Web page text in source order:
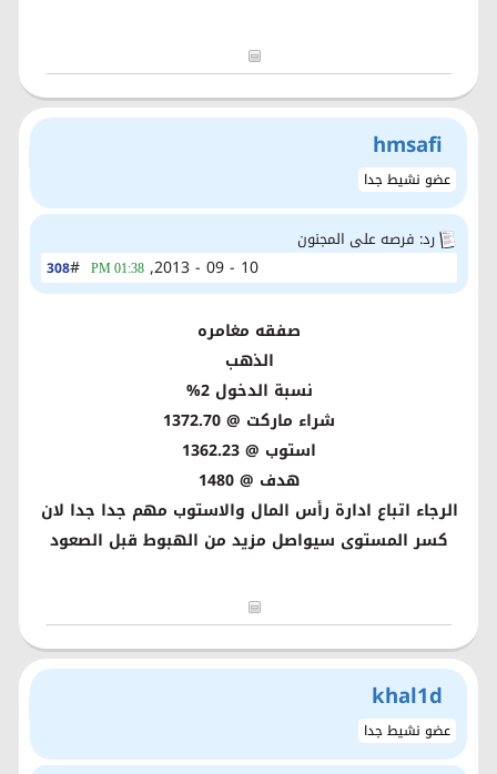
hmsafi
عضو نشيط جدا
رد: فرصه على المجنون
308# 10 - 09 - 2013,
01:38 PM
صفقه مغامره
الذهب
نسبة الدخول 2%
شراء ماركت @ 1372.70
استوب @ 1362.23
هدف @ 1480
الرجاء اتباع ادارة رأس المال والاستوب مهم جدا جدا لان
كسر المستوى سيواصل مزيد من الهبوط قبل الصعود
khal1d
عضو نشيط جدا